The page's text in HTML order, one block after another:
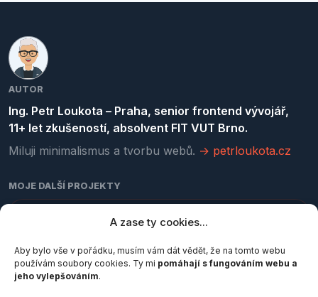
A zase ty cookies...
Aby bylo vše v pořádku, musím vám dát vědět, že na tomto webu
používám soubory cookies. Ty mi pomáhají s fungováním webu a
jeho vylepšováním.
AUTOR
Ing. Petr Loukota – Praha, senior frontend vývojář,
11+ let zkušeností, absolvent FIT VUT Brno.
Miluji minimalismus a tvorbu webů. → petrloukota.cz
MOJE DALŠÍ PROJEKTY
kurzy-programovani.cz